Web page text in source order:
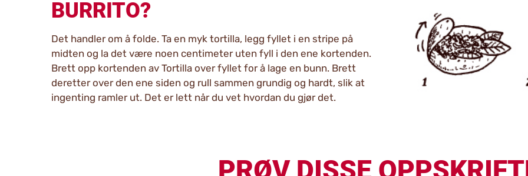
BURRITO?
Det handler om å folde. Ta en myk tortilla, legg fyllet i en stripe på
midten og la det være noen centimeter uten fyll i den ene kortenden.
Brett opp kortenden av Tortilla over fyllet for å lage en bunn. Brett
deretter over den ene siden og rull sammen grundig og hardt, slik at
ingenting ramler ut. Det er lett når du vet hvordan du gjør det.